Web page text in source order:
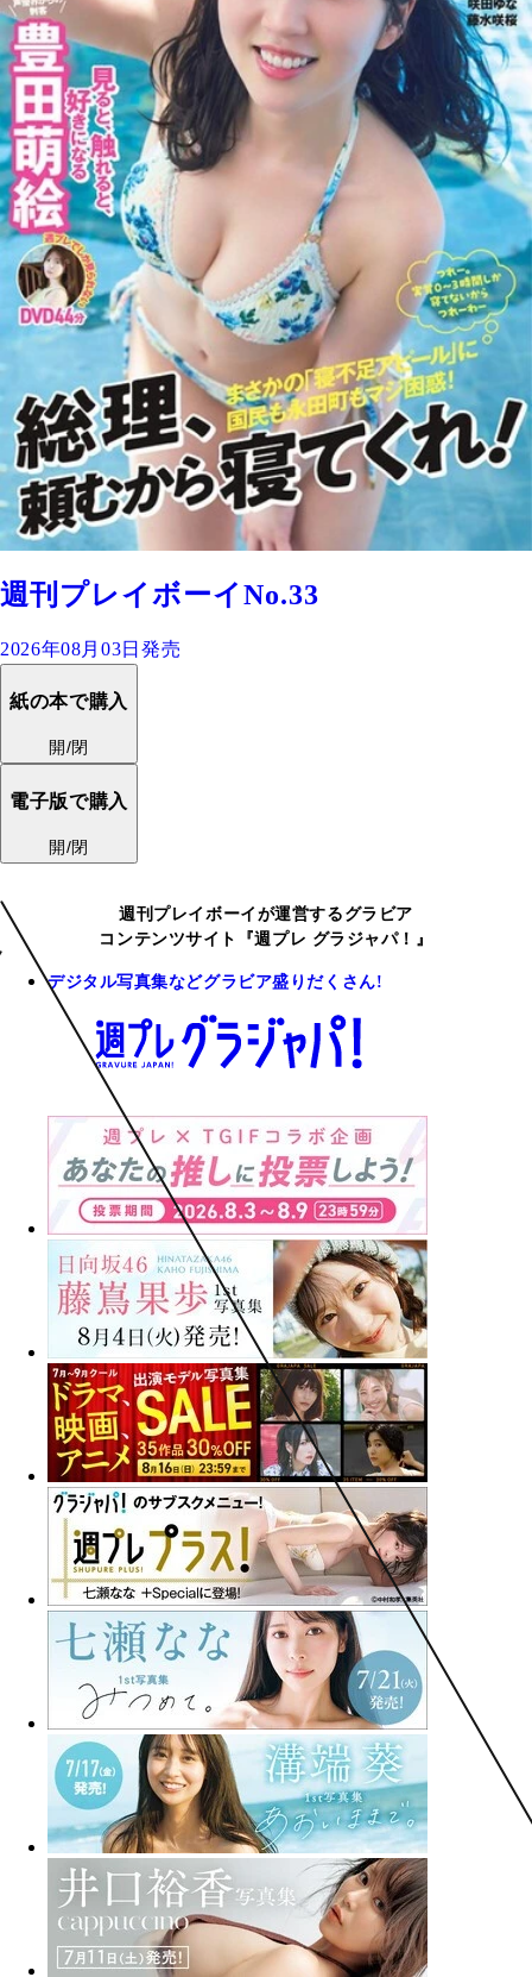
週刊プレイボーイNo.33
2026年08月03日発売
紙の本で購入
開/閉
電子版で購入
開/閉
週刊プレイボーイが運営するグラビア
コンテンツサイト『週プレ グラジャパ！』
デジタル写真集などグラビア盛りだくさん!